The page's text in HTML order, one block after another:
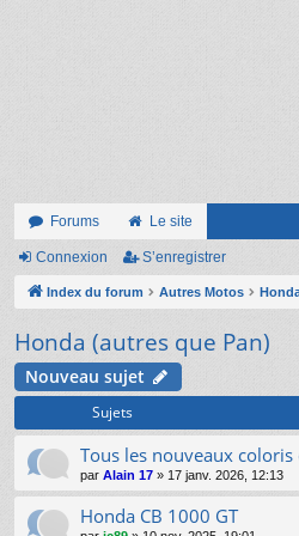
Forums Le site
Connexion S’enregistrer
Index du forum Autres Motos
Honda (autres que Pan)
Nouveau sujet
Sujets
Tous les nouveaux
par Alain 17 » 17 janv. 2026, 12:13
Honda CB 1000 GT